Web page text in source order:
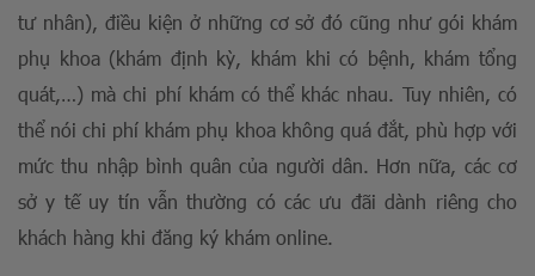
tư nhân), điều kiện ở những cơ sở đó cũng như gói khám
phụ khoa (khám định kỳ, khám khi có bệnh, khám tổng
quát,…) mà chi phí khám có thể khác nhau. Tuy nhiên, có
thể nói chi phí khám phụ khoa không quá đắt, phù hợp với
mức thu nhập bình quân của người dân. Hơn nữa, các cơ
sở y tế uy tín vẫn thường có các ưu đãi dành riêng cho
khách hàng khi đăng ký khám online.